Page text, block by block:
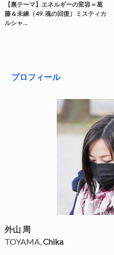
【裏テーマ】エネルギーの変容＝葛
藤＆未練（49. 魂の回復）ミスティカ
ルシャ…
プロフィール
外山 周
TOYAMA,Chika